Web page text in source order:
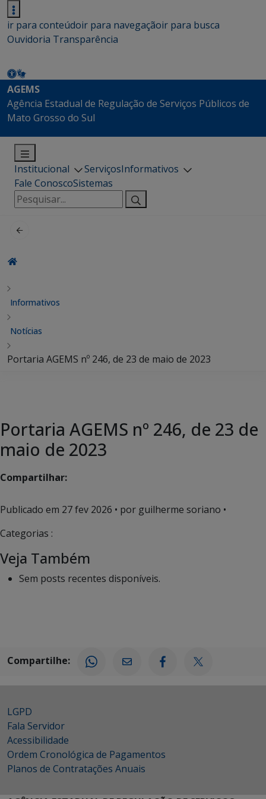
ir para conteúdoir para navegaçãoir para busca
Ouvidoria Transparência
AGEMS
Agência Estadual de Regulação de Serviços Públicos de
Mato Grosso do Sul
Institucional ServiçosInformativos
Fale ConoscoSistemas
Pesquisar
por:
Informativos
Notícias
Portaria AGEMS nº 246, de 23 de maio de 2023
Portaria AGEMS nº 246, de 23 de
maio de 2023
Compartilhar:
Publicado em 27 fev 2026 • por guilherme soriano •
Categorias :
Veja Também
Sem posts recentes disponíveis.
Compartilhe:
LGPD
Fala Servidor
Acessibilidade
Ordem Cronológica de Pagamentos
Planos de Contratações Anuais